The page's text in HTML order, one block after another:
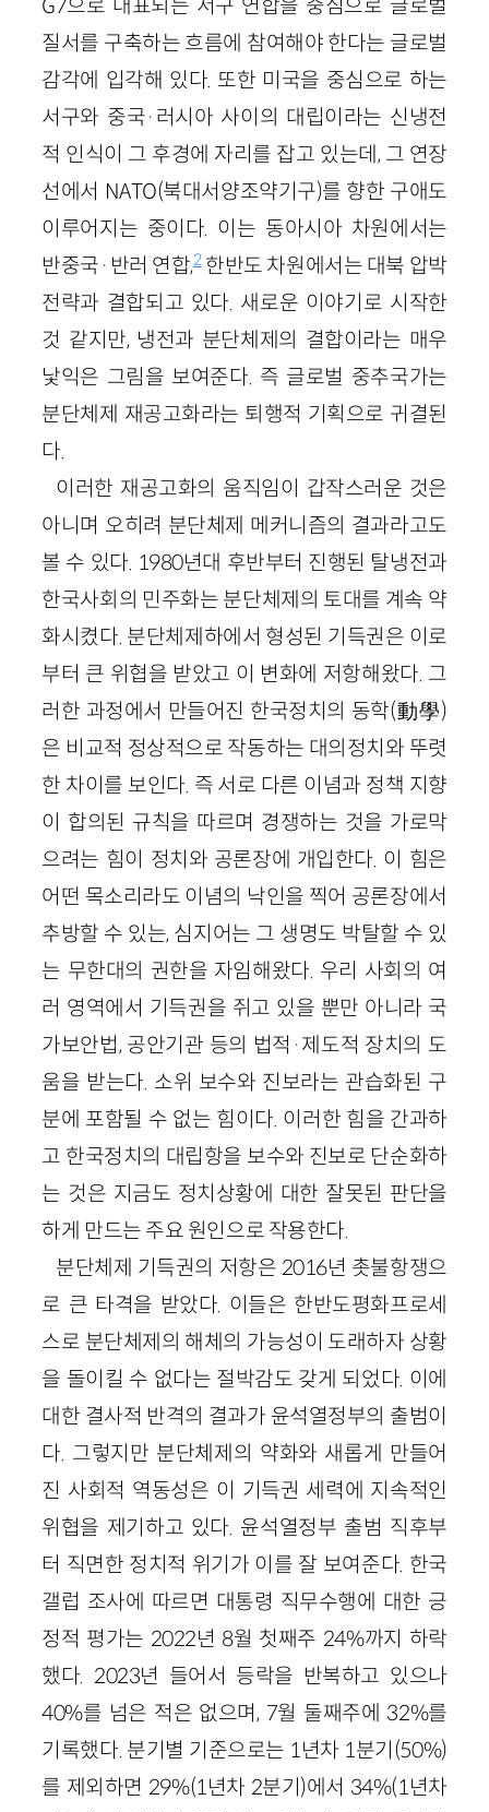
G7으로 대표되는 서구 연합을 중심으로 글로벌
질서를 구축하는 흐름에 참여해야 한다는 글로벌
감각에 입각해 있다. 또한 미국을 중심으로 하는
서구와 중국·러시아 사이의 대립이라는 신냉전
적 인식이 그 후경에 자리를 잡고 있는데, 그 연장
선에서 NATO(북대서양조약기구)를 향한 구애도
이루어지는 중이다. 이는 동아시아 차원에서는
반중국·반러 연합,2한반도 차원에서는 대북 압박
전략과 결합되고 있다. 새로운 이야기로 시작한
것 같지만, 냉전과 분단체제의 결합이라는 매우
낯익은 그림을 보여준다. 즉 글로벌 중추국가는
분단체제 재공고화라는 퇴행적 기획으로 귀결된
다.
이러한 재공고화의 움직임이 갑작스러운 것은
아니며 오히려 분단체제 메커니즘의 결과라고도
볼 수 있다. 1980년대 후반부터 진행된 탈냉전과
한국사회의 민주화는 분단체제의 토대를 계속 약
화시켰다. 분단체제하에서 형성된 기득권은 이로
부터 큰 위협을 받았고 이 변화에 저항해왔다. 그
러한 과정에서 만들어진 한국정치의 동학(動學)
은 비교적 정상적으로 작동하는 대의정치와 뚜렷
한 차이를 보인다. 즉 서로 다른 이념과 정책 지향
이 합의된 규칙을 따르며 경쟁하는 것을 가로막
으려는 힘이 정치와 공론장에 개입한다. 이 힘은
어떤 목소리라도 이념의 낙인을 찍어 공론장에서
추방할 수 있는, 심지어는 그 생명도 박탈할 수 있
는 무한대의 권한을 자임해왔다. 우리 사회의 여
러 영역에서 기득권을 쥐고 있을 뿐만 아니라 국
가보안법, 공안기관 등의 법적·제도적 장치의 도
움을 받는다. 소위 보수와 진보라는 관습화된 구
분에 포함될 수 없는 힘이다. 이러한 힘을 간과하
고 한국정치의 대립항을 보수와 진보로 단순화하
는 것은 지금도 정치상황에 대한 잘못된 판단을
하게 만드는 주요 원인으로 작용한다.
분단체제 기득권의 저항은 2016년 촛불항쟁으
로 큰 타격을 받았다. 이들은 한반도평화프로세
스로 분단체제의 해체의 가능성이 도래하자 상황
을 돌이킬 수 없다는 절박감도 갖게 되었다. 이에
대한 결사적 반격의 결과가 윤석열정부의 출범이
다. 그렇지만 분단체제의 약화와 새롭게 만들어
진 사회적 역동성은 이 기득권 세력에 지속적인
위협을 제기하고 있다. 윤석열정부 출범 직후부
터 직면한 정치적 위기가 이를 잘 보여준다. 한국
갤럽 조사에 따르면 대통령 직무수행에 대한 긍
정적 평가는 2022년 8월 첫째주 24%까지 하락
했다. 2023년 들어서 등락을 반복하고 있으나
40%를 넘은 적은 없으며, 7월 둘째주에 32%를
기록했다. 분기별 기준으로는 1년차 1분기(50%)
를 제외하면 29%(1년차 2분기)에서 34%(1년차